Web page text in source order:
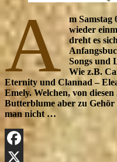
A
m Samstag
wieder
dreht es
Songs und
Wie z.B.
Eternity und Clannad –
Emely. Welchen, von
Butterblume aber zu
man nicht …
Facebook